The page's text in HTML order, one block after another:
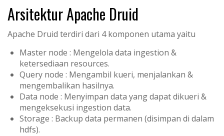
Arsitektur Apache Druid
Apache Druid terdiri dari 4 komponen utama yaitu
Master node : Mengelola data ingestion &
ketersediaan resources.
Query node : Mengambil kueri, menjalankan &
mengembalikan hasilnya.
Data node : Menyimpan data yang dapat dikueri &
mengeksekusi ingestion data.
Storage : Backup data permanen (disimpan di dalam
hdfs).